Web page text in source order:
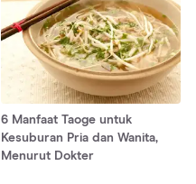
6 Manfaat Taoge untuk
Kesuburan Pria dan Wanita,
Menurut Dokter